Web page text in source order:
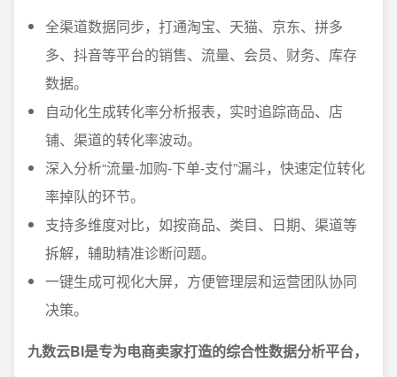
全渠道数据同步，打通淘宝、天猫、京东、拼多
多、抖音等平台的销售、流量、会员、财务、库存
数据。
自动化生成转化率分析报表，实时追踪商品、店
铺、渠道的转化率波动。
深入分析“流量-加购-下单-支付”漏斗，快速定位转化
率掉队的环节。
支持多维度对比，如按商品、类目、日期、渠道等
拆解，辅助精准诊断问题。
一键生成可视化大屏，方便管理层和运营团队协同
决策。
九数云BI是专为电商卖家打造的综合性数据分析平台，